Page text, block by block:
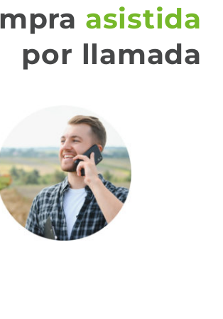
asistida
por llamada